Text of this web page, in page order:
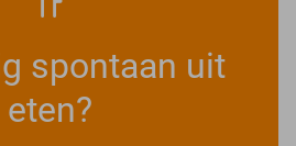
spontaan uit
eten?